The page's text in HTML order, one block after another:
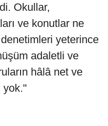
Okullar,
ve konutlar ne
denetimleri yeterince
adaletli ve
hâlâ net ve
yok."